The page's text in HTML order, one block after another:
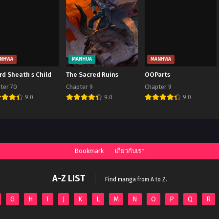
Sheath s Child
70
9.0
MANHUA
The Sacred Ruins
Chapter 9
9.0
MANHWA
OOParts
Chapter 9
9.0
Bookmark เกี่ยวกับเรา
A-Z LIST Find manga from A to Z.
G H I J K L M N O P Q R